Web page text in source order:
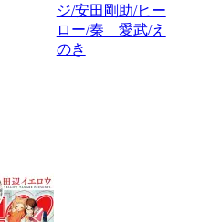
ジ/安田剛助/ヒー
ロー/秦 愛武/え
のき